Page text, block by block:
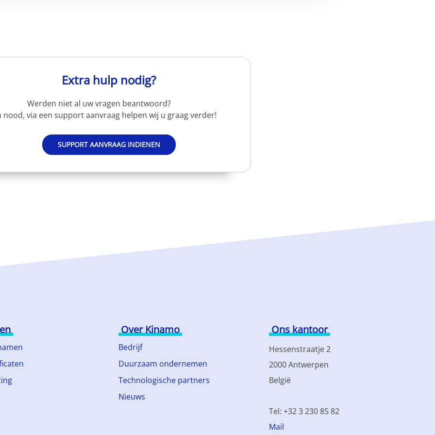
Extra hulp nodig?
Werden niet al uw vragen beantwoord?
nood, via een support aanvraag helpen wij u graag verder!
SUPPORT AANVRAAG INDIENEN
Over Kinamo
Bedrijf
Duurzaam ondernemen
Technologische partners
Nieuws
Ons kantoor
Hessenstraatje 2
2000 Antwerpen
België
Tel: +32 3 230 85 82
Mail